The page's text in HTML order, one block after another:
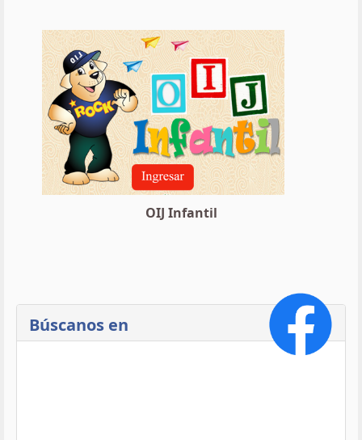
OIJ Infantil
Búscanos en